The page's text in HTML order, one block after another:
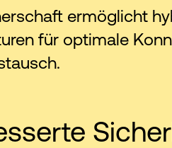
ermöglicht
für optimale